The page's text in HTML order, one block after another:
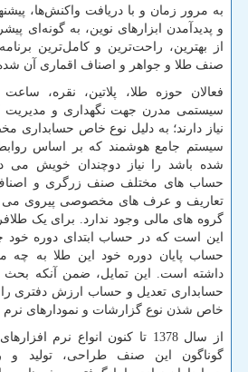
به مرور زمان و با دریافت واکنش‌ها،
و پدیدآمدن ابزارهای نوین، به گونه‌ای
از بهترین، راحت‌ترین و کامل‌ترین
صنف طلا و جواهر و اصناف اقماری آن
فعالان حوزه طلا، پلاتین، نقره،
سیستمی مدرن جهت نگهداری و
نیاز دارند؛ به دلیل نوع خاص
سیستم جامع هوشمند که بر اساس
شده باشد را نیاز دوچندان خویش می
حساب های مختلف صنف زرگری و
تعاریف و عرف های مخصوصی پیروی می
گروه های مالی وجود ندارد. برای یک
این است که در حساب ابتدای دوره خود
حساب پایان دوره خود این طلا به چه
داشته است. این تمایل، ضمن آنکه بحث
حسابداری تعدیل و حساب ارزش دفتری
خاص شذن نوع گزارشات و نمودارهای نرم
از سال 1378 تا کنون انواع نرم
گوناگون این صنف طراحی، تولید و